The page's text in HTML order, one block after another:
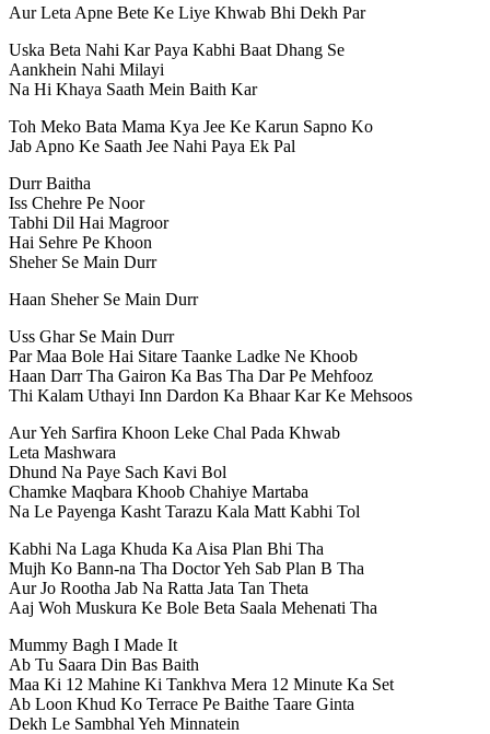
Aur Leta Apne Bete Ke Liye Khwab Bhi Dekh Par
Uska Beta Nahi Kar Paya Kabhi Baat Dhang Se
Aankhein Nahi Milayi
Na Hi Khaya Saath Mein Baith Kar
Toh Meko Bata Mama Kya Jee Ke Karun Sapno Ko
Jab Apno Ke Saath Jee Nahi Paya Ek Pal
Durr Baitha
Iss Chehre Pe Noor
Tabhi Dil Hai Magroor
Hai Sehre Pe Khoon
Sheher Se Main Durr
Haan Sheher Se Main Durr
Uss Ghar Se Main Durr
Par Maa Bole Hai Sitare Taanke Ladke Ne Khoob
Haan Darr Tha Gairon Ka Bas Tha Dar Pe Mehfooz
Thi Kalam Uthayi Inn Dardon Ka Bhaar Kar Ke Mehsoos
Aur Yeh Sarfira Khoon Leke Chal Pada Khwab
Leta Mashwara
Dhund Na Paye Sach Kavi Bol
Chamke Maqbara Khoob Chahiye Martaba
Na Le Payenga Kasht Tarazu Kala Matt Kabhi Tol
Kabhi Na Laga Khuda Ka Aisa Plan Bhi Tha
Mujh Ko Bann-na Tha Doctor Yeh Sab Plan B Tha
Aur Jo Rootha Jab Na Ratta Jata Tan Theta
Aaj Woh Muskura Ke Bole Beta Saala Mehenati Tha
Mummy Bagh I Made It
Ab Tu Saara Din Bas Baith
Maa Ki 12 Mahine Ki Tankhva Mera 12 Minute Ka Set
Ab Loon Khud Ko Terrace Pe Baithe Taare Ginta
Dekh Le Sambhal Yeh Minnatein